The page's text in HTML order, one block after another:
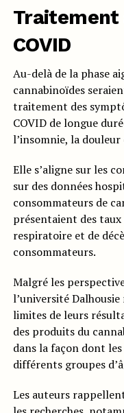
Traitement
COVID
Au-delà de la phase
cannabinoïdes
traitement des
COVID de longue
l’insomnie, la
Elle s’aligne sur les
sur des données
consommateurs de
présentaient des
respiratoire et de
consommateurs.
Malgré les
l’université
limites de leurs
des produits du
dans la façon dont
différents groupes
Les auteurs